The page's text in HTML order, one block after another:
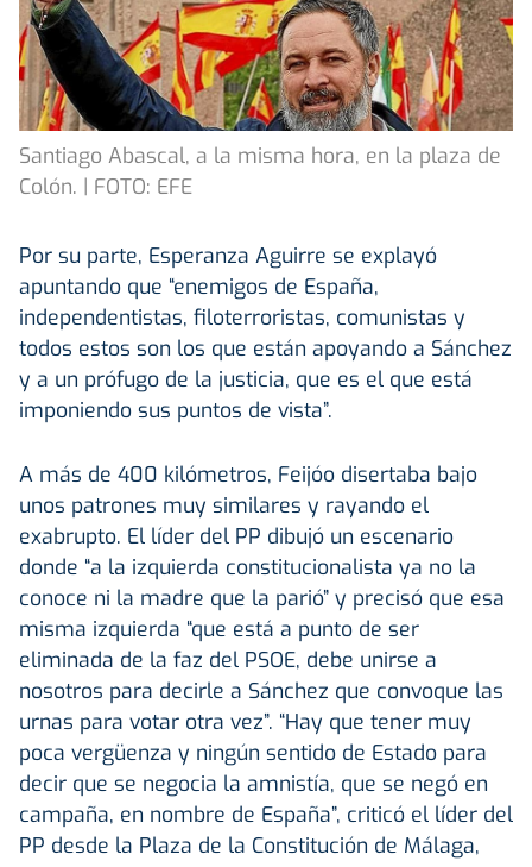
Santiago Abascal, a la misma hora, en la plaza de
Colón. | FOTO: EFE
Por su parte, Esperanza Aguirre se explayó
apuntando que “enemigos de España,
independentistas, filoterroristas, comunistas y
todos estos son los que están apoyando a Sánchez
y a un prófugo de la justicia, que es el que está
imponiendo sus puntos de vista”.
A más de 400 kilómetros, Feijóo disertaba bajo
unos patrones muy similares y rayando el
exabrupto. El líder del PP dibujó un escenario
donde “a la izquierda constitucionalista ya no la
conoce ni la madre que la parió” y precisó que esa
misma izquierda “que está a punto de ser
eliminada de la faz del PSOE, debe unirse a
nosotros para decirle a Sánchez que convoque las
urnas para votar otra vez”. “Hay que tener muy
poca vergüenza y ningún sentido de Estado para
decir que se negocia la amnistía, que se negó en
campaña, en nombre de España”, criticó el líder del
PP desde la Plaza de la Constitución de Málaga,